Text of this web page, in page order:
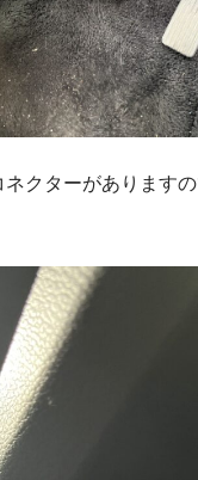
ネクターがあります